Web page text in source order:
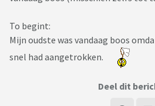
To begint:
Mijn oudste was vandaag boos
snel had aangetrokken.
Deel dit